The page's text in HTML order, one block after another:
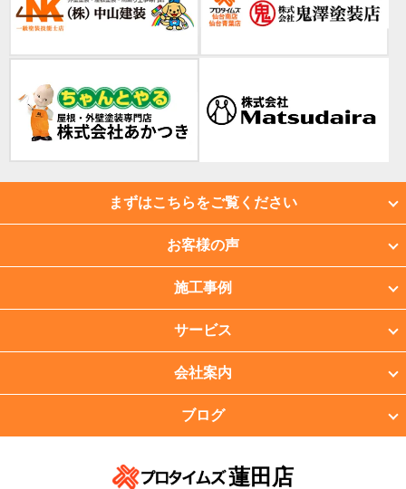
まずはこちらをご覧ください
お客様の声
施工事例
サービス
会社案内
ブログ
蓮田店